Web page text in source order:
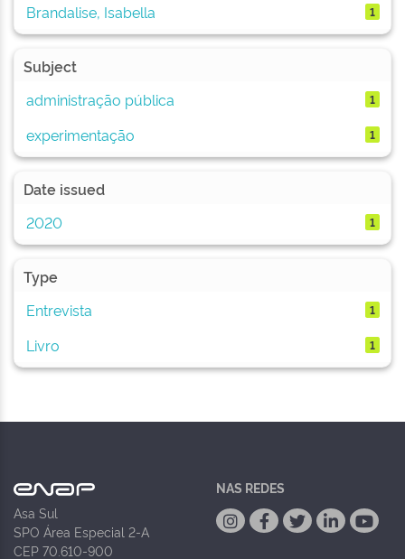
Brandalise, Isabella
1
Subject
administração pública
1
experimentação 1
Date issued
2020
1
Type
Entrevista
1
Livro 1
Asa Sul
SPO Área Especial 2-A
CEP 70.610-900
NAS REDES